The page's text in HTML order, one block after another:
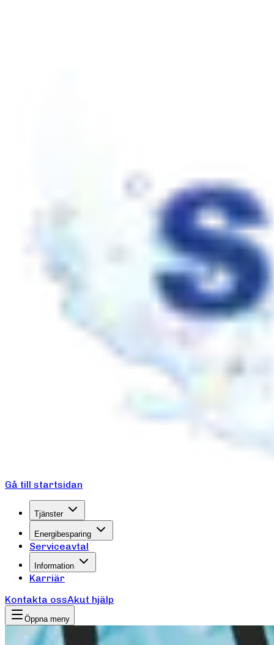
Gå till startsidan
Tjänster
Energibesparing
Serviceavtal
Information
Karriär
Kontakta ossAkut hjälp
Öppna meny